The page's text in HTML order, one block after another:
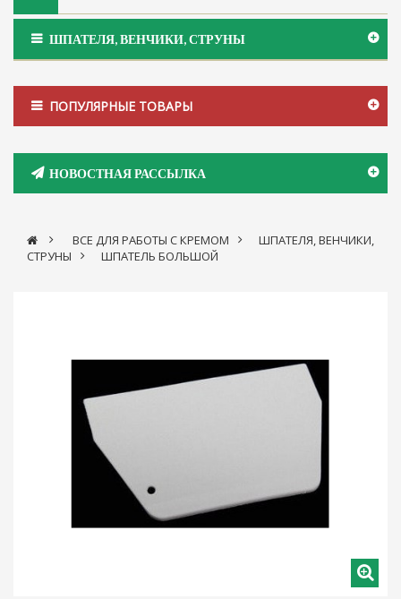
ШПАТЕЛЯ, ВЕНЧИКИ, СТРУНЫ
ПОПУЛЯРНЫЕ ТОВАРЫ
НОВОСТНАЯ РАССЫЛКА
> ВСЕ ДЛЯ РАБОТЫ С КРЕМОМ >
ШПАТЕЛЯ, ВЕНЧИКИ,
СТРУНЫ
> ШПАТЕЛЬ БОЛЬШОЙ